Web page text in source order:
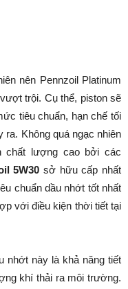
nên Pennzoil Platinum
trội. Cụ thể, piston sẽ
tiêu chuẩn, hạn chế tối
ra. Không quá ngạc nhiên
chất lượng cao bởi các
5W30 sở hữu cấp nhất
chuẩn dầu nhớt tốt nhất
với điều kiện thời tiết tại
nhớt này là khả năng tiết
khí thải ra môi trường.